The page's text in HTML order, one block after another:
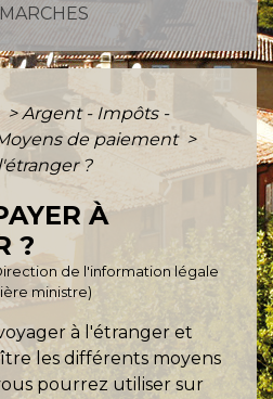
> Argent - Impôts -
de paiement >
?
À
?
de l'information légale
ministre)
à l'étranger et
les différents moyens
pourrez utiliser sur